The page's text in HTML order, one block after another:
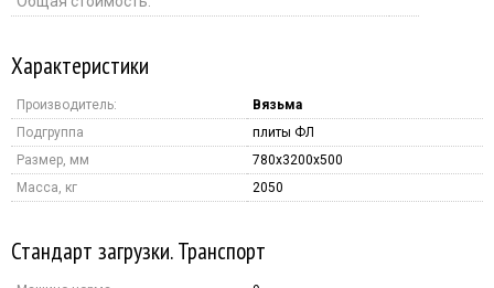
Характеристики
Производитель:
Вязьма
Подгруппа
плиты ФЛ
Размер, мм
780x3200x500
Масса, кг
2050
Стандарт загрузки. Транспорт